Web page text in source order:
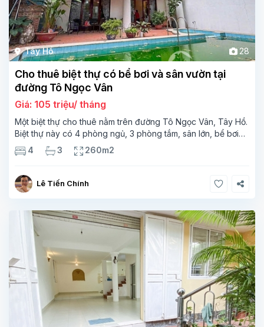
Tây Hồ 28
Cho thuê biệt thự có bể bơi và sân vườn tại
đường Tô Ngọc Vân
Giá: 105 triệu/ tháng
Một biệt thự cho thuê nằm trên đường Tô Ngọc Vân, Tây Hồ.
Biệt thự này có 4 phòng ngủ, 3 phòng tắm, sân lớn, bể bơi
ngoài trời, các phòng tràn ngập ánh sáng tự nhiên. Căn biệt
thự
4 3 260m2
Lê Tiến Chính